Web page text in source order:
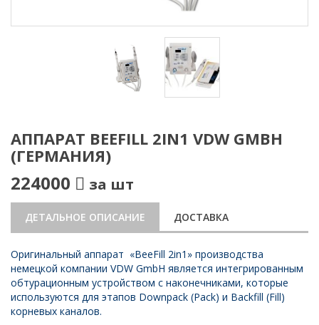
АППАРАТ BEEFILL 2IN1 VDW GMBH
(ГЕРМАНИЯ)
224000 за шт
ДЕТАЛЬНОЕ ОПИСАНИЕ ДОСТАВКА
Оригинальный аппарат «BeeFill 2in1» производства
немецкой компании VDW GmbH является интегрированным
обтурационным устройством с наконечниками, которые
используются для этапов Downpack (Pack) и Backfill (Fill)
корневых каналов.